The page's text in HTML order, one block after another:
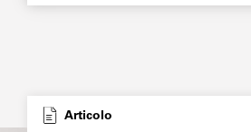
TypeArticolo